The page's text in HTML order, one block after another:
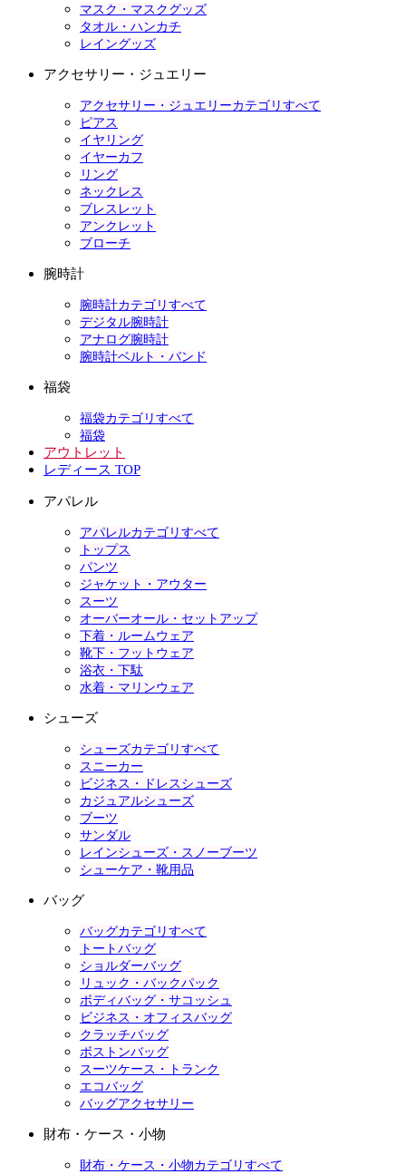
マスク・マスクグッズ
タオル・ハンカチ
レイングッズ
アクセサリー・ジュエリー
アクセサリー・ジュエリーカテゴリすべて
ピアス
イヤリング
イヤーカフ
リング
ネックレス
ブレスレット
アンクレット
ブローチ
腕時計
腕時計カテゴリすべて
デジタル腕時計
アナログ腕時計
腕時計ベルト・バンド
福袋
福袋カテゴリすべて
福袋
アウトレット
レディース TOP
アパレル
アパレルカテゴリすべて
トップス
パンツ
ジャケット・アウター
スーツ
オーバーオール・セットアップ
下着・ルームウェア
靴下・フットウェア
浴衣・下駄
水着・マリンウェア
シューズ
シューズカテゴリすべて
スニーカー
ビジネス・ドレスシューズ
カジュアルシューズ
ブーツ
サンダル
レインシューズ・スノーブーツ
シューケア・靴用品
バッグ
バッグカテゴリすべて
トートバッグ
ショルダーバッグ
リュック・バックパック
ボディバッグ・サコッシュ
ビジネス・オフィスバッグ
クラッチバッグ
ボストンバッグ
スーツケース・トランク
エコバッグ
バッグアクセサリー
財布・ケース・小物
財布・ケース・小物カテゴリすべて